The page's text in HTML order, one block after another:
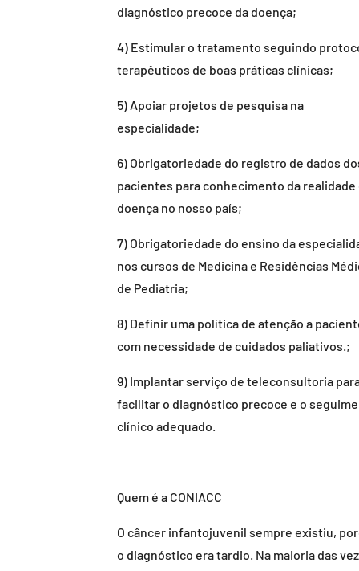
diagnóstico precoce da doença;
4) Estimular o tratamento seguindo
terapêuticos de boas práticas clínicas;
5) Apoiar projetos de pesquisa na
especialidade;
6) Obrigatoriedade do registro de dados
pacientes para conhecimento da realidade
doença no nosso país;
7) Obrigatoriedade do ensino da
nos cursos de Medicina e Residências
de Pediatria;
8) Definir uma política de atenção a
com necessidade de cuidados paliativos.;
9) Implantar serviço de teleconsultoria
facilitar o diagnóstico precoce e o
clínico adequado.
Quem é a CONIACC
O câncer infantojuvenil sempre existiu,
o diagnóstico era tardio. Na maioria das